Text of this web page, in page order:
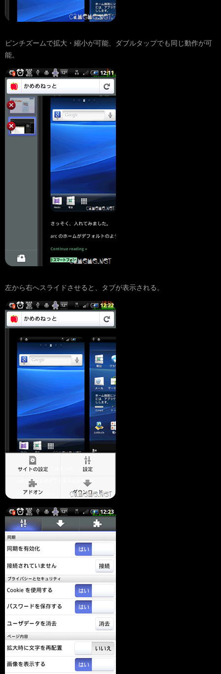
ピンチズームで拡大・縮小が可能、ダブルタップでも同じ動作が可
能。
左から右へスライドさせると、タブが表示される。